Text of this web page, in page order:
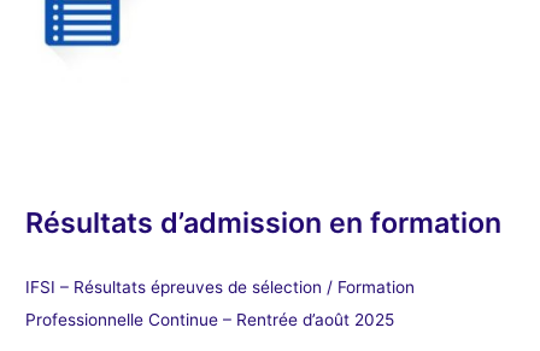
Résultats d’admission en formation
IFSI – Résultats épreuves de sélection / Formation
Professionnelle Continue – Rentrée d’août 2025